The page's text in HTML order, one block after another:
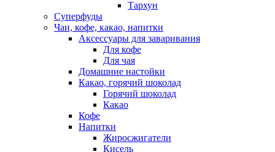
Тархун
Суперфуды
Чаи, кофе, какао, напитки
Аксессуары для заваривания
Для кофе
Для чая
Домашние настойки
Какао, горячий шоколад
Горячий шоколад
Какао
Кофе
Напитки
Жиросжигатели
Кисель